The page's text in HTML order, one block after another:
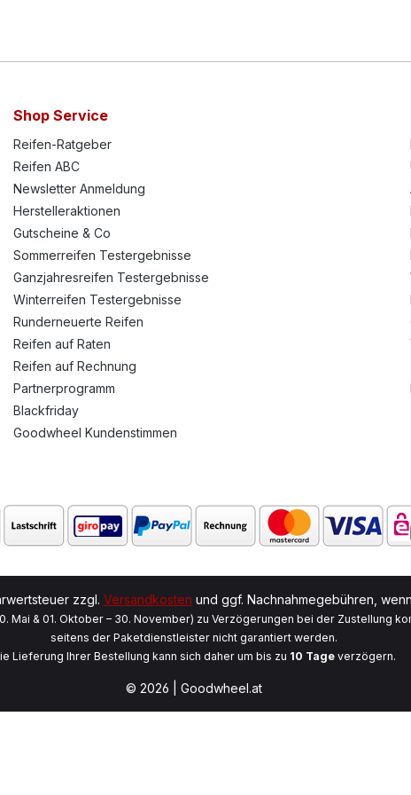
Shop Service
Reifen-Ratgeber
Reifen ABC
Newsletter Anmeldung
Herstelleraktionen
Gutscheine & Co
Sommerreifen Testergebnisse
Ganzjahresreifen Testergebnisse
Winterreifen Testergebnisse
Runderneuerte Reifen
Reifen auf Raten
Reifen auf Rechnung
Partnerprogramm
Blackfriday
Goodwheel Kundenstimmen
zzgl. Versandkosten und ggf. Nachnahmegebühren,
Mai & 01. Oktober – 30. November) zu Verzögerungen bei der Zustellung
seitens der Paketdienstleister nicht garantiert werden.
Lieferung Ihrer Bestellung kann sich daher um bis zu 10 Tage verzögern.
© 2026 | Goodwheel.at